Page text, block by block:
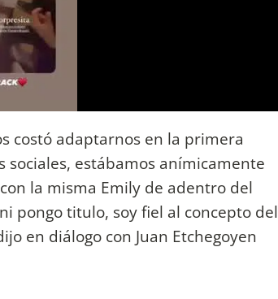
costó adaptarnos en la primera
estábamos anímicamente
la misma Emily de adentro del
pongo titulo, soy fiel al concepto del
en diálogo con Juan Etchegoyen